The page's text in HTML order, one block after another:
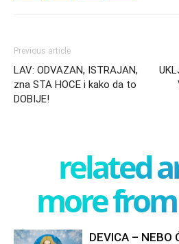
Previous article
LAV: ODVAZAN, ISTRAJAN,
zna STA HOCE i kako da to
DOBIJE!
related
more
DEVICA – NEBO